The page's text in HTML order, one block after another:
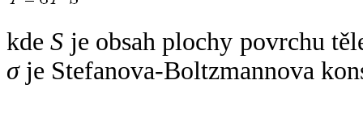
kdeS je obsah plochy povrchu
σje Stefanova-Boltzmannova